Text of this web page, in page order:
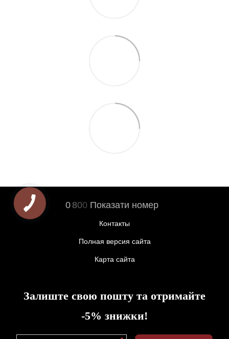
0 800 Показати номер
Контакты
Полная версия сайта
Карта сайта
Залиште свою пошту та отримайте
-5% знижки!